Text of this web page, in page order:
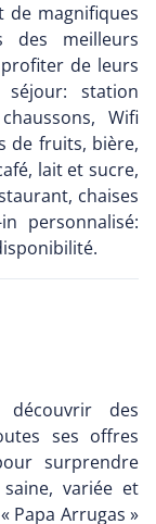
de magnifiques
meilleurs
de leurs
séjour: station
Wifi
de fruits, bière,
lait et sucre,
chaises
personnalisé:
des
ses offres
surprendre
variée et
Papa Arrugas »